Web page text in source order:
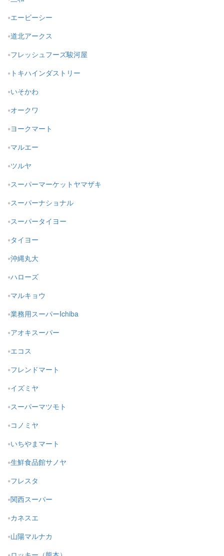
エービーシー
道北アークス
フレッシュフーズ駿河屋
トキハインダストリー
いそかわ
オークワ
ヨークマート
マルエー
ツルヤ
スーパーマーケットヤマザキ
スーパーナショナル
スーパータイヨー
タイヨー
沖縄丸大
ハローズ
マルキョウ
業務用スーパーIchiba
アオキスーパー
エコス
フレンドマート
イズミヤ
スーパーマツモト
コノミヤ
いちやまマート
生鮮食品館サノヤ
フレスタ
関西スーパー
カネスエ
山陽マルナカ